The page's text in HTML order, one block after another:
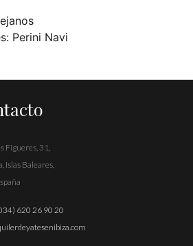
Perini Navi
Figueres, 31,
Islas Baleares,
620 26 90 20